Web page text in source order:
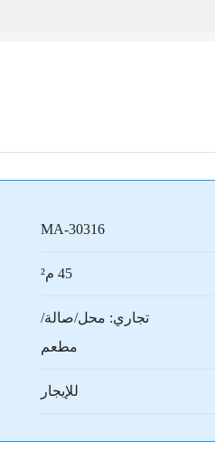
MA-30316
45 م²
تجاري: محل/صالة/
مطعم
للإيجار